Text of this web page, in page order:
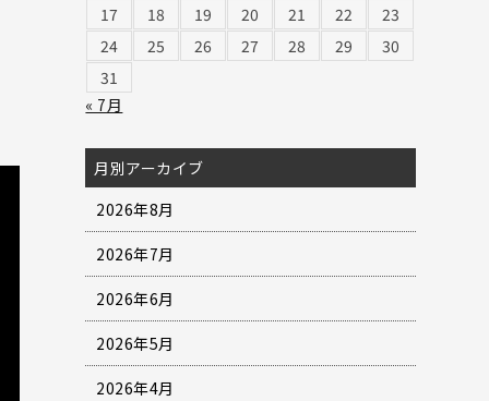
17
18 19 20 21 22
23
24
25 26 27 28 29
30
31
« 7月
月別アーカイブ
2026年8月
2026年7月
2026年6月
2026年5月
2026年4月